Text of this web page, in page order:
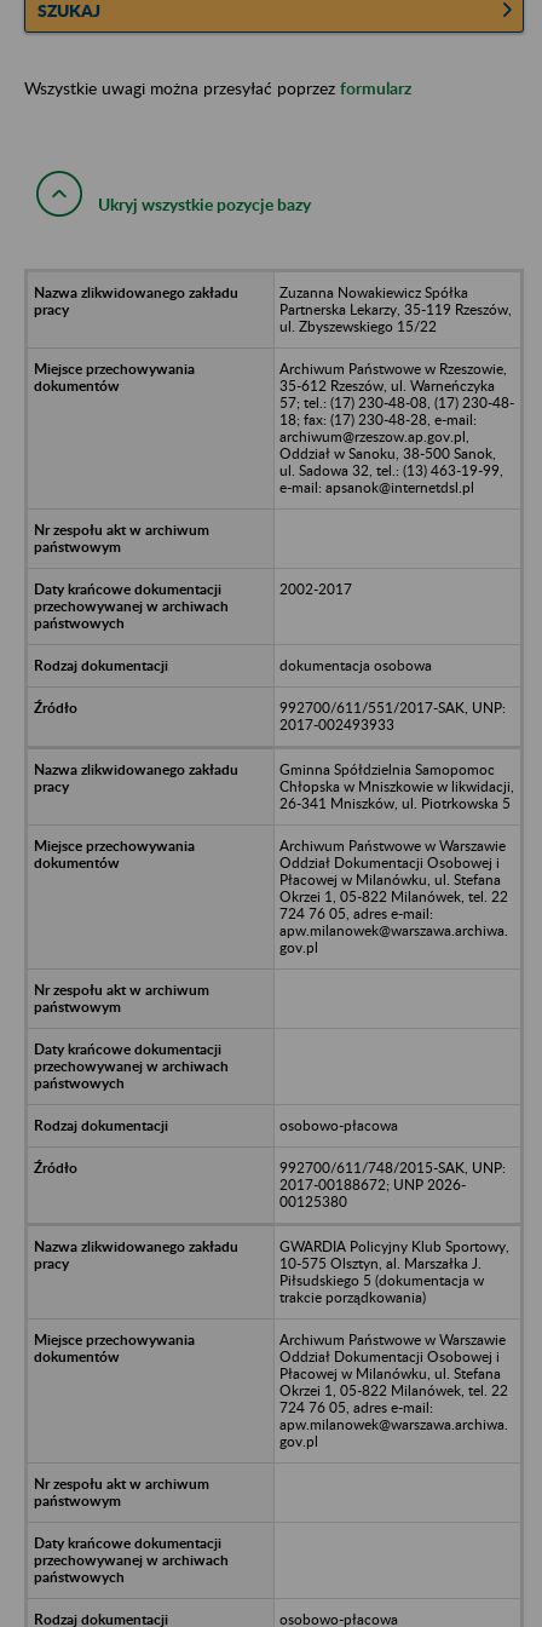
SZUKAJ
Wszystkie uwagi można przesyłać poprzez formularz
Ukryj wszystkie pozycje bazy
Zuzanna Nowakiewicz Spółka
Partnerska Lekarzy, 35-119 Rzeszów,
ul. Zbyszewskiego 15/22
Archiwum Państwowe w Rzeszowie,
35-612 Rzeszów, ul. Warneńczyka
57; tel.: (17) 230-48-08, (17) 230-48-
18; fax: (17) 230-48-28, e-mail:
archiwum@rzeszow.ap.gov.pl,
Oddział w Sanoku, 38-500 Sanok,
ul. Sadowa 32, tel.: (13) 463-19-99,
e-mail: apsanok@internetdsl.pl
2002-2017
dokumentacja osobowa
992700/611/551/2017-SAK, UNP:
2017-002493933
Gminna Spółdzielnia Samopomoc
Chłopska w Mniszkowie w likwidacji,
26-341 Mniszków, ul. Piotrkowska 5
Archiwum Państwowe w Warszawie
Oddział Dokumentacji Osobowej i
Płacowej w Milanówku, ul. Stefana
Okrzei 1, 05-822 Milanówek, tel. 22
724 76 05, adres e-mail:
apw.milanowek@warszawa.archiwa.
gov.pl
osobowo-płacowa
992700/611/748/2015-SAK, UNP:
2017-00188672; UNP 2026-
00125380
GWARDIA Policyjny Klub Sportowy,
10-575 Olsztyn, al. Marszałka J.
Piłsudskiego 5 (dokumentacja w
trakcie porządkowania)
Archiwum Państwowe w Warszawie
Oddział Dokumentacji Osobowej i
Płacowej w Milanówku, ul. Stefana
Okrzei 1, 05-822 Milanówek, tel. 22
724 76 05, adres e-mail:
apw.milanowek@warszawa.archiwa.
gov.pl
osobowo-płacowa